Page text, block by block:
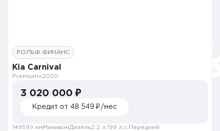
РОЛЬФ ФИНАНС
Kia Carnival
Premium+2020
3 020 000 ₽
Кредит от 48 549 ₽/мес
149599 км МинивэнДизель2.2 л. 199 л.с. Передний